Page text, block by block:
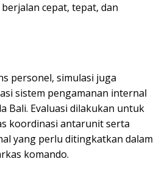
cepat, tepat, dan
personel, simulasi juga
sistem pengamanan internal
Bali. Evaluasi dilakukan untuk
koordinasi antarunit serta
yang perlu ditingkatkan dalam
komando.